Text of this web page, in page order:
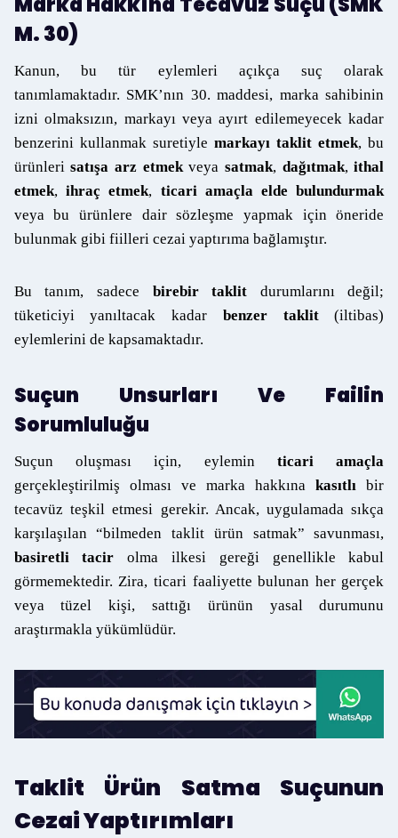
M. 30)
Kanun, bu tür eylemleri açıkça suç olarak
tanımlamaktadır. SMK’nın 30. maddesi, marka sahibinin
izni olmaksızın, markayı veya ayırt edilemeyecek kadar
benzerini kullanmak suretiyle markayı taklit etmek, bu
ürünlerisatışa arz etmekveyasatmak, dağıtmak,ithal
etmek, ihraç etmek, ticari amaçla elde bulundurmak
veya bu ürünlere dair sözleşme yapmak için öneride
bulunmak gibi fiilleri cezai yaptırıma bağlamıştır.
Bu tanım, sadece birebir taklit durumlarını değil;
tüketiciyi yanıltacak kadar benzer taklit(iltibas)
eylemlerini de kapsamaktadır.
Suçun Unsurları Ve Failin
Sorumluluğu
Suçun oluşması için, eyleminticari amaçla
gerçekleştirilmiş olması ve marka hakkınakasıtlı bir
tecavüz teşkil etmesi gerekir. Ancak, uygulamada sıkça
karşılaşılan “bilmeden taklit ürün satmak” savunması,
basiretli tacir olma ilkesi gereği genellikle kabul
görmemektedir. Zira, ticari faaliyette bulunan her gerçek
veya tüzel kişi, sattığı ürünün yasal durumunu
araştırmakla yükümlüdür.
Taklit Ürün Satma Suçunun
Cezai Yaptırımları